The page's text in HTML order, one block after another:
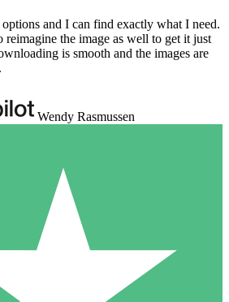
and I can find exactly what I need.
reimagine the image as well to get it just
is smooth and the images are
Wendy Rasmussen